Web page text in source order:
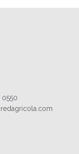
0550